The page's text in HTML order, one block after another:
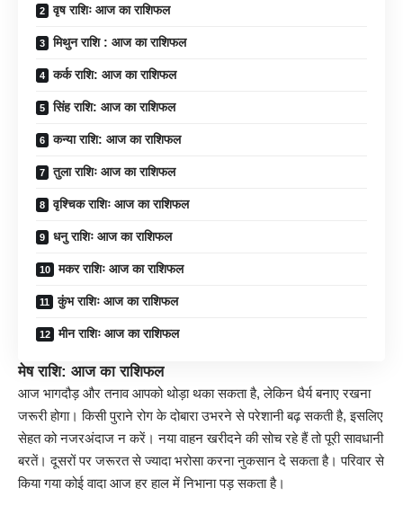
वृष राशिः आज का राशिफल
मिथुन राशि : आज का राशिफल
कर्क राशि: आज का राशिफल
सिंह राशि: आज का राशिफल
कन्या राशि: आज का राशिफल
तुला राशिः आज का राशिफल
वृश्चिक राशिः आज का राशिफल
धनु राशिः आज का राशिफल
मकर राशिः आज का राशिफल
कुंभ राशिः आज का राशिफल
मीन राशिः आज का राशिफल
मेष राशि: आज का राशिफल
आज भागदौड़ और तनाव आपको थोड़ा थका सकता है, लेकिन धैर्य बनाए रखना
जरूरी होगा। किसी पुराने रोग के दोबारा उभरने से परेशानी बढ़ सकती है, इसलिए
सेहत को नजरअंदाज न करें। नया वाहन खरीदने की सोच रहे हैं तो पूरी सावधानी
बरतें। दूसरों पर जरूरत से ज्यादा भरोसा करना नुकसान दे सकता है। परिवार से
किया गया कोई वादा आज हर हाल में निभाना पड़ सकता है।